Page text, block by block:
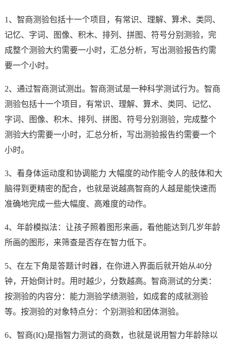
1、智商测验包括十一个项目，有常识、理解、算术、类同、
记忆、字词、图像、积木、排列、拼图、符号分别测验，完
成整个测验大约需要一小时，汇总分析，写出测验报告约需
要一个小时。
2、通过智商测试测出。智商测试是一种科学测试行为。智商
测验包括十一个项目，有常识、理解、算术、类同、记忆、
字词、图像、积木、排列、拼图、符号分别测验，完成整个
测验大约需要一小时，汇总分析，写出测验报告约需要一个
小时。
3、看身体运动度和协调能力 大幅度的动作能令人的肢体和大
脑得到更精密的配合，也就是说越高智商的人越是能快速而
准确地完成一些大幅度、高难度的动作。
4、年龄模拟法：让孩子照着图形来画，看他能达到几岁年龄
所画的图形，来筛查是否存在智力低下。
5、在左下角是答题计时器，在你进入界面后就开始从40分
钟，开始倒计时。用时越少，分数越高。智商测试的分类：
按测验的内容分：能力测验学绩测验，如成套的成就测验
等。按测验的对象特点分：个别测验和团体测验。
6、智商(IQ)是指智力测试的商数，也就是说用智力年龄除以